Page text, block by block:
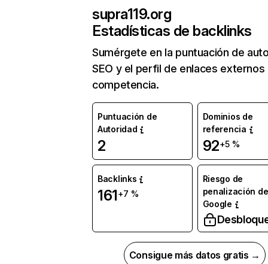
supra119.org
Estadísticas de backlinks
Sumérgete en la puntuación de
SEO y el perfil de enlaces externos
competencia.
Puntuación de
Autoridad
2
Dominios de
referencia
92+5 %
Backlinks
161+7 %
Riesgo de
penalización de
Google
Consigue más datos gratis →